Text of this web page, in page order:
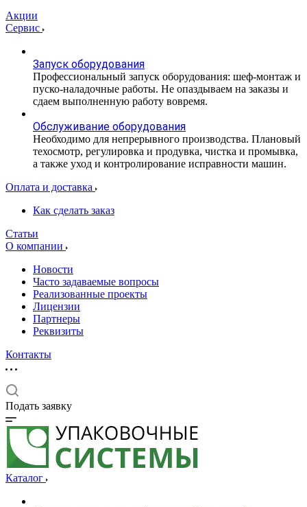
Акции
Сервис
Запуск оборудования
Профессиональный запуск оборудования: шеф-монтаж и
пуско-наладочные работы. Не опаздываем на заказы и
сдаем выполненную работу вовремя.
Обслуживание оборудования
Необходимо для непрерывного производства. Плановый
техосмотр, регулировка и продувка, чистка и промывка,
а также уход и контролирование исправности машин.
Оплата и доставка
Как сделать заказ
Статьи
О компании
Новости
Часто задаваемые вопросы
Реализованные проекты
Лицензии
Партнеры
Реквизиты
Контакты
Подать заявку
Каталог